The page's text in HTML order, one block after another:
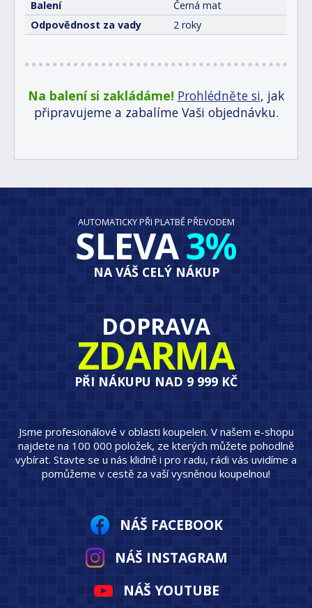
Balení
Černá mat
Odpovědnost za vady
2 roky
Na balení si zakládáme! Prohlédněte si, jak
připravujeme a zabalíme Vaši objednávku.
AUTOMATICKY PŘI PLATBĚ PŘEVODEM
SLEVA3%
NA VÁŠ CELÝ NÁKUP
DOPRAVA
ZDARMA
PŘI NÁKUPU NAD 9 999 KČ
Jsme profesionálové v oblasti koupelen. V našem e-shopu
najdete na 100 000 položek, ze kterých můžete pohodlně
vybírat. Stavte se u nás klidně i pro radu, rádi vás uvidíme a
pomůžeme v cestě za vaší vysněnou koupelnou!
NÁŠ FACEBOOK
NÁŠ INSTAGRAM
NÁŠ YOUTUBE